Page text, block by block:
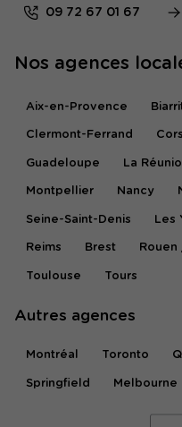
09 72 67 01 67
Nos agences
Aix-en-Provence
Clermont-Ferrand
Guadeloupe La
Montpellier Nancy
Seine-Saint-Denis Les
Reims Brest Rouen
Toulouse Tours
Autres agences
Montréal Toronto
Springfield Melbourne